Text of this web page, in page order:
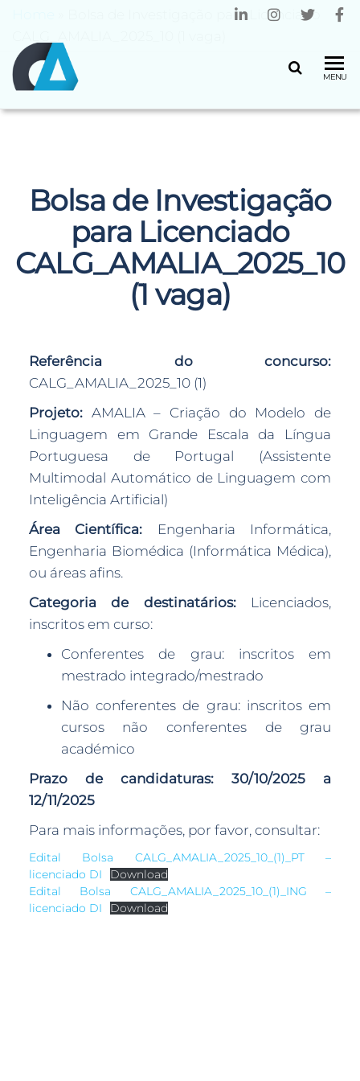
MENU
Bolsa de Investigação para Licenciado
Bolsa de Investigação
para Licenciado
CALG_AMALIA_2025_10
(1 vaga)
Referência do concurso:
CALG_AMALIA_2025_10 (1)
Projeto: AMALIA – Criação do Modelo de
Linguagem em Grande Escala da Língua
Portuguesa de Portugal (Assistente
Multimodal Automático de Linguagem com
Inteligência Artificial)
Área Científica: Engenharia Informática,
Engenharia Biomédica (Informática Médica),
ou áreas afins.
Categoria de destinatários:Licenciados,
inscritos em curso:
Conferentes de grau: inscritos em
mestrado integrado/mestrado
Não conferentes de grau: inscritos em
cursos não conferentes de grau
académico
Prazo de candidaturas:30/10/2025 a
12/11/2025
Para mais informações, por favor, consultar:
Edital Bolsa CALG_AMALIA_2025_10_(1)_PT –
licenciado DI
Download
Edital Bolsa CALG_AMALIA_2025_10_(1)_ING –
licenciado DI
Download